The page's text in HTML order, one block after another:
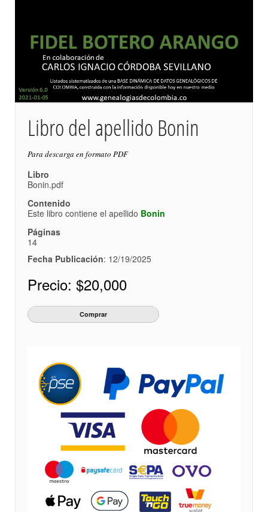
Libro del apellido Bonin
Para descarga en formato PDF
Libro
Bonin.pdf
Contenido
Este libro contiene el apellido Bonin
Páginas
14
Fecha Publicación: 12/19/2025
Precio: $20,000